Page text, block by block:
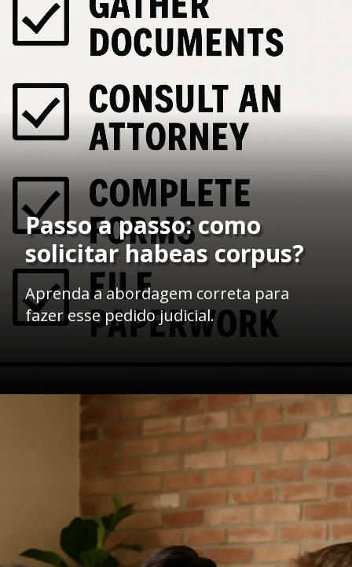
Passo a passo: como
solicitar habeas corpus?
Aprenda a abordagem correta para
fazer esse pedido judicial.
https://ademilsoncs.adv.br/